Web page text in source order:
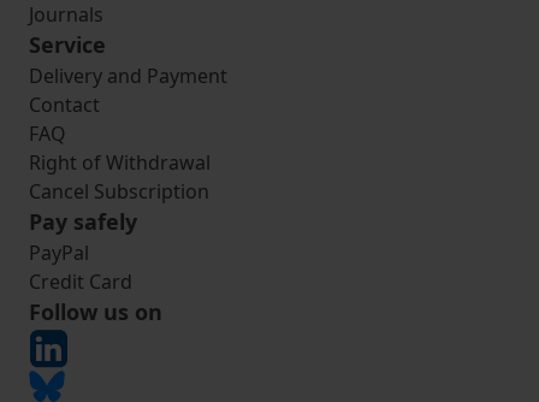
Journals
Service
Delivery and Payment
Contact
FAQ
Right of Withdrawal
Cancel Subscription
Pay safely
PayPal
Credit Card
Follow us on